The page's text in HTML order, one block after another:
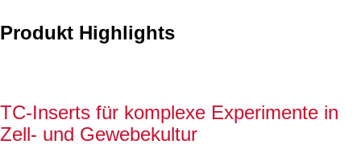
Produkt Highlights
TC-Inserts für komplexe Experimente in
Zell- und Gewebekultur